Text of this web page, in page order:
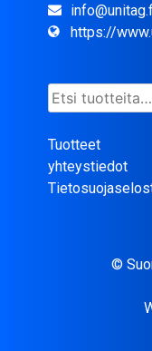
https://
Etsi:
Tuotteet
yhteystiedot
©